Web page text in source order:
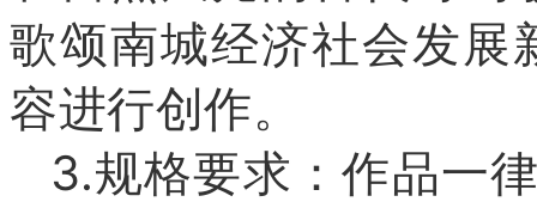
歌颂南城经济社会发展
容进行创作。
3.规格要求：作品一